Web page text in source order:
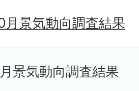
月景気動向調査結果
景気動向調査結果